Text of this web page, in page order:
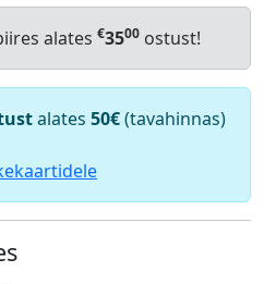
alates €3500 ostust!
alates 50€(tavahinnas)